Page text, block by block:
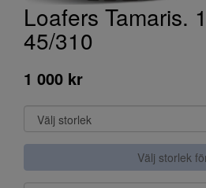
Loafers Tamaris.
45/310
1 000 kr
Välj storlek